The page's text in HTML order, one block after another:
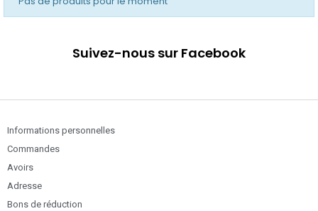
Suivez-nous sur Facebook
Informations personnelles
Commandes
Avoirs
Adresse
Bons de réduction